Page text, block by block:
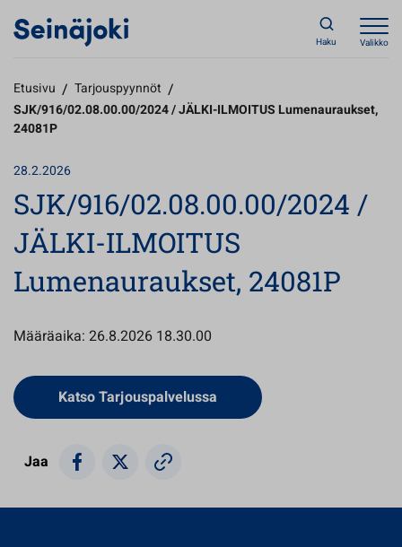
Haku Valikko
Etusivu / Tarjouspyynnöt /
SJK/916/02.08.00.00/2024 / JÄLKI-ILMOITUS Lumenauraukset,
24081P
28.2.2026
SJK/916/02.08.00.00/2024 /
JÄLKI-ILMOITUS
Lumenauraukset, 24081P
Määräaika: 26.8.2026 18.30.00
Katso Tarjouspalvelussa Avautuu uuteen välilehteen
Jaa